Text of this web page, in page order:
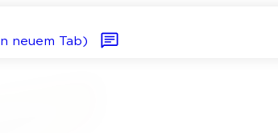
neuem Tab)